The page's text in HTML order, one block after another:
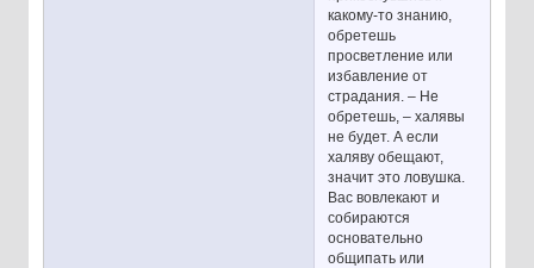
какому-то знанию,
обретешь
просветление или
избавление от
страдания. – Не
обретешь, – халявы
не будет. А если
халяву обещают,
значит это ловушка.
Вас вовлекают и
собираются
основательно
общипать или